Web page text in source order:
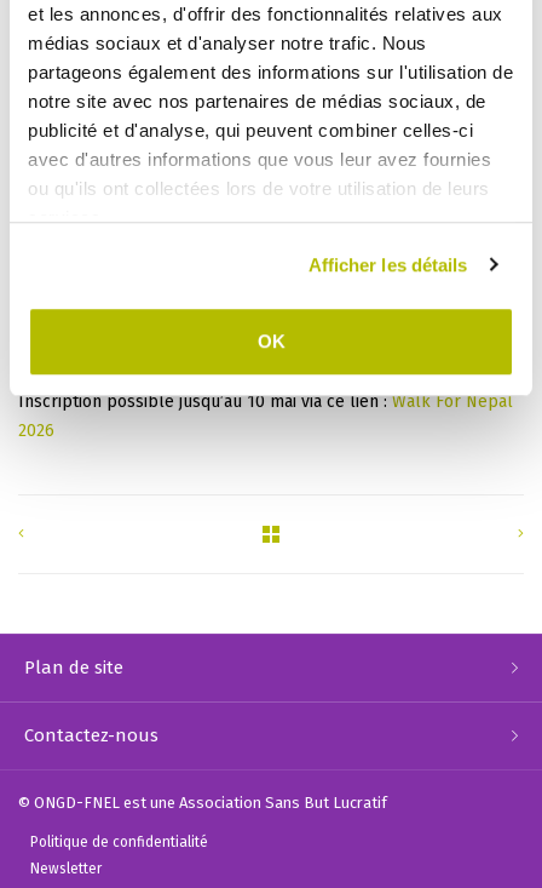
et les annonces, d'offrir des fonctionnalités relatives aux
médias sociaux et d'analyser notre trafic. Nous
partageons également des informations sur l'utilisation de
notre site avec nos partenaires de médias sociaux, de
publicité et d'analyse, qui peuvent combiner celles-ci
avec d'autres informations que vous leur avez fournies
ou qu'ils ont collectées lors de votre utilisation de leurs
services.
Afficher les détails
OK
Le dimanche 17 mai, les Rover et Tembo de la FNEL organisent à
nouveau une marche solidaire en soutien aux projets au Népal.
C’est une marche ouverte à tout le monde ! ????
Chacun recherche un sponsor et choisit la distance qui lui
La participation est de 10€, à verser sur le compte “FNEL
Programme”: LU95 0030 0457 4525 6000.
Inscription possible jusqu’au 10 mai via ce lien :Walk For Nepal
2026
Plan de site
Contactez-nous
© ONGD-FNEL est une Association Sans But Lucratif
Politique de confidentialité
Newsletter